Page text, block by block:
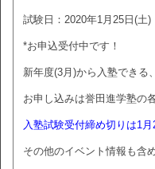
試験日：2020年1月25日(土)
*お申込受付中です！
新年度(3月)から入塾できる
お申し込みは誉田進学塾の
入塾試験受付締め切りは1月
その他のイベント情報も含